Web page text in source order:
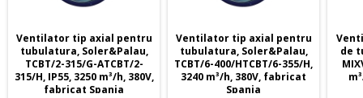
Ventilator tip axial pentru
tubulatura, Soler&Palau,
TCBT/2-315/G-ATCBT/2-
315/H, IP55, 3250 m³/h, 380V,
fabricat Spania
Ventilator tip axial pentru
tubulatura, Soler&Palau,
TCBT/6-400/HTCBT/6-355/H,
3240 m³/h, 380V, fabricat
Spania
de